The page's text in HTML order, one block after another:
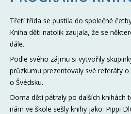
Třetí třída se pustila do společné
Kniha děti natolik zaujala, že se
dále.
Podle svého zájmu si vytvořily
průzkumu prezentovaly své referáty
o Švédsku.
Doma děti pátraly po dalších knihách
nám ve škole sešly knihy jako: Pippi